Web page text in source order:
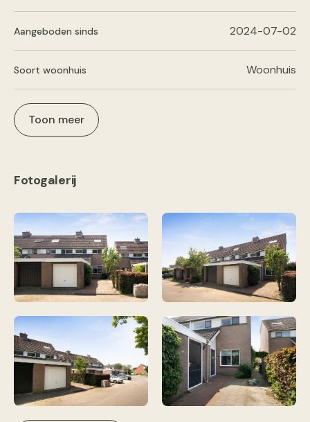
Aangeboden sinds 2024-07-02
Soort woonhuis Woonhuis
Toon meer
Fotogalerij